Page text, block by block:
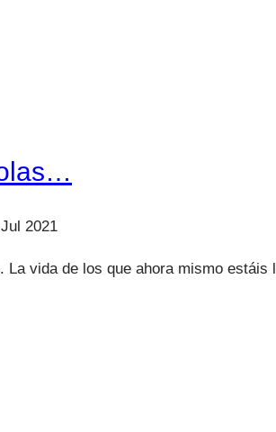
2021
La vida de los que ahora mismo